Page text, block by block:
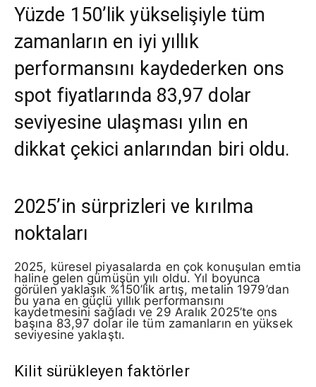
Yüzde 150’lik yükselişiyle tüm
zamanların en iyi yıllık
performansını kaydederken ons
spot fiyatlarında 83,97 dolar
seviyesine ulaşması yılın en
dikkat çekici anlarından biri oldu.
2025’in sürprizleri ve kırılma
noktaları
2025, küresel piyasalarda en çok konuşulan emtia
haline gelen gümüşün yılı oldu. Yıl boyunca
görülen yaklaşık %150’lik artış, metalin 1979’dan
bu yana en güçlü yıllık performansını
kaydetmesini sağladı ve 29 Aralık 2025’te ons
başına 83,97 dolar ile tüm zamanların en yüksek
seviyesine yaklaştı.
Kilit sürükleyen faktörler